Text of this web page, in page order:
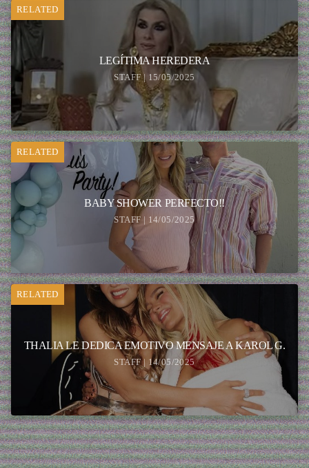
RELATED
LEGÍTIMA HEREDERA
STAFF | 15/05/2025
RELATED
BABY SHOWER PERFECTO!!
STAFF | 14/05/2025
RELATED
THALIA LE DEDICA EMOTIVO MENSAJE A KAROL G.
STAFF | 14/05/2025